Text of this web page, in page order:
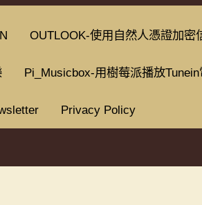
OUTLOOK-使用自然人憑證加密
Pi_Musicbox-用樹莓派播放Tunein
Privacy Policy